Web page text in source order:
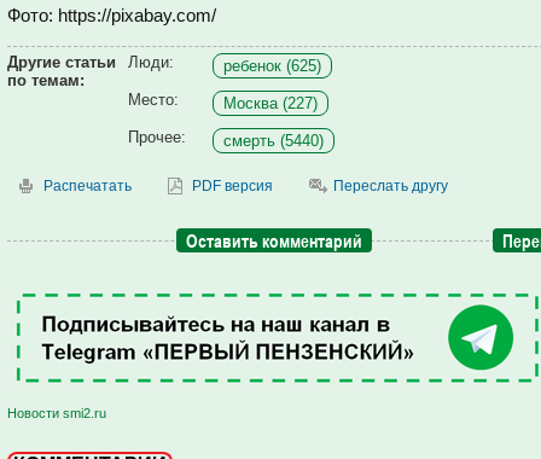
Фото: https://pixabay.com/
Другие статьи
по темам:
Люди:
ребенок (625)
Место:
Москва (227)
Прочее:
смерть (5440)
Распечатать PDF версия Переслать другу
Оставить комментарий
Новости smi2.ru